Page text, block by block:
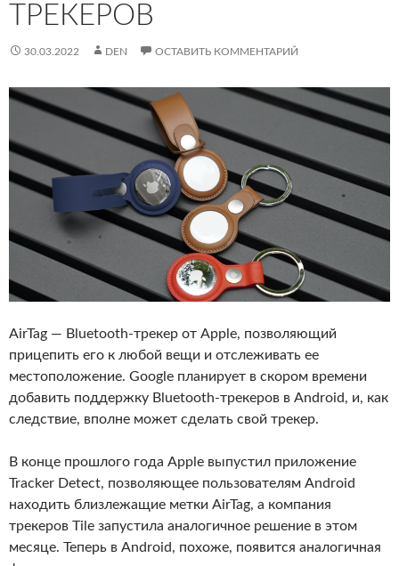
ТРЕКЕРОВ
30.03.2022 DEN ОСТАВИТЬ КОММЕНТАРИЙ
AirTag — Bluetooth-трекер от Apple, позволяющий
прицепить его к любой вещи и отслеживать ее
местоположение. Google планирует в скором времени
добавить поддержку Bluetooth-трекеров в Android, и, как
следствие, вполне может сделать свой трекер.
В конце прошлого года Apple выпустил приложение
Tracker Detect, позволяющее пользователям Android
находить близлежащие метки AirTag, а компания
трекеров Tile запустила аналогичное решение в этом
месяце. Теперь в Android, похоже, появится аналогичная